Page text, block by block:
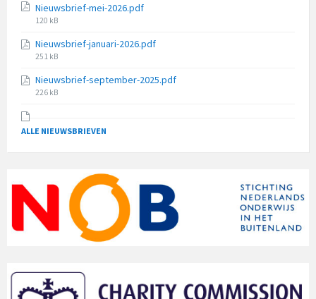
Nieuwsbrief-mei-2026.pdf
File
120 kB
Nieuwsbrief-januari-2026.pdf
File
251 kB
Nieuwsbrief-september-2025.pdf
File
226 kB
ALLE NIEUWSBRIEVEN